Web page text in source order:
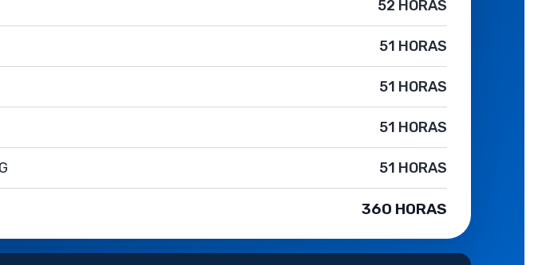
52 HORAS
51 HORAS
51 HORAS
51 HORAS
51 HORAS
360 HORAS